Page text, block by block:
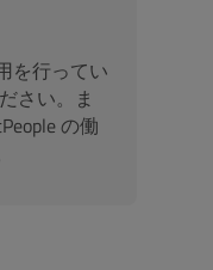
を行ってい
さい。ま
の働